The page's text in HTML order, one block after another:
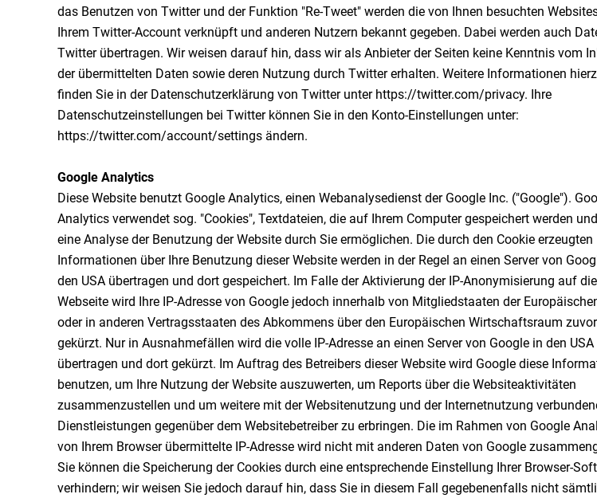
das Benutzen von Twitter und der Funktion "Re-Tweet" werden die von Ihnen besuchten
Ihrem Twitter-Account verknüpft und anderen Nutzern bekannt gegeben. Dabei werden auch
Twitter übertragen. Wir weisen darauf hin, dass wir als Anbieter der Seiten keine Kenntnis vom
der übermittelten Daten sowie deren Nutzung durch Twitter erhalten. Weitere Informationen
finden Sie in der Datenschutzerklärung von Twitter unter https://twitter.com/privacy. Ihre
Datenschutzeinstellungen bei Twitter können Sie in den Konto-Einstellungen unter:
https://twitter.com/account/settings ändern.
Google Analytics
Diese Website benutzt Google Analytics, einen Webanalysedienst der Google Inc. ("Google").
Analytics verwendet sog. "Cookies", Textdateien, die auf Ihrem Computer gespeichert werden
eine Analyse der Benutzung der Website durch Sie ermöglichen. Die durch den Cookie erzeugten
Informationen über Ihre Benutzung dieser Website werden in der Regel an einen Server von
den USA übertragen und dort gespeichert. Im Falle der Aktivierung der IP-Anonymisierung auf
Webseite wird Ihre IP-Adresse von Google jedoch innerhalb von Mitgliedstaaten der
oder in anderen Vertragsstaaten des Abkommens über den Europäischen Wirtschaftsraum zuvor
gekürzt. Nur in Ausnahmefällen wird die volle IP-Adresse an einen Server von Google in den USA
übertragen und dort gekürzt. Im Auftrag des Betreibers dieser Website wird Google diese
benutzen, um Ihre Nutzung der Website auszuwerten, um Reports über die Websiteaktivitäten
zusammenzustellen und um weitere mit der Websitenutzung und der Internetnutzung
Dienstleistungen gegenüber dem Websitebetreiber zu erbringen. Die im Rahmen von Google
von Ihrem Browser übermittelte IP-Adresse wird nicht mit anderen Daten von Google
Sie können die Speicherung der Cookies durch eine entsprechende Einstellung Ihrer Browser-
verhindern; wir weisen Sie jedoch darauf hin, dass Sie in diesem Fall gegebenenfalls nicht